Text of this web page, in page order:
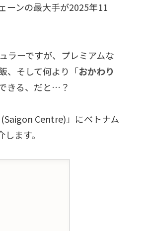
ーンの最大手が2025年11
ラーですが、プレミアムな
、そして何より「おかわり
きる、だと…？
(Saigon Centre)」にベトナム
ます。